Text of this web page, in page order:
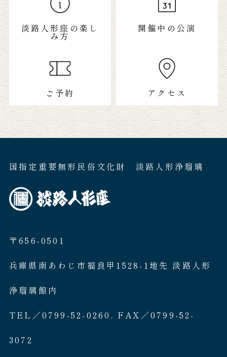
淡路人形座の楽し
み方
開催中の公演
ご予約 アクセス
国指定重要無形民俗文化財 淡路人形浄瑠璃
〒656-0501
兵庫県南あわじ市福良甲1528-1地先 淡路人形
浄瑠璃館内
TEL／0799-52-0260. FAX／0799-52-
3072